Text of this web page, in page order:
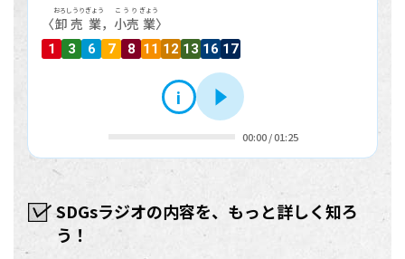
1 3 6 7 8 11 12 13 16 17
〈卸売
おろしうり
業
ぎょう
， 小売
こうり
業
ぎょう
〉
i 再生
00:00/01:25
SDGsラジオの内容を、もっと詳しく知ろ
う！